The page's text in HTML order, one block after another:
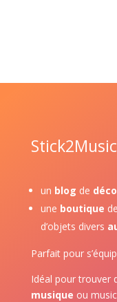
Stick2Music
un blog de
une boutique
d’objets divers
Parfait pour
Idéal pour trouver
musique ou